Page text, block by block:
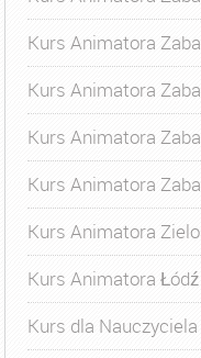
Kurs Animatora
Kurs Animatora
Kurs Animatora
Kurs Animatora
Kurs Animatora
Kurs Animatora Łódź
Kurs dla Nauczyciela